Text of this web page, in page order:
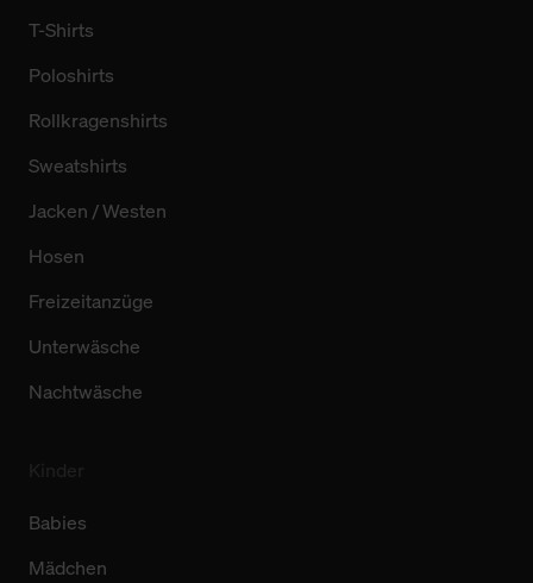
T-Shirts
Poloshirts
Rollkragenshirts
Sweatshirts
Jacken / Westen
Hosen
Freizeitanzüge
Unterwäsche
Nachtwäsche
Babies
Mädchen